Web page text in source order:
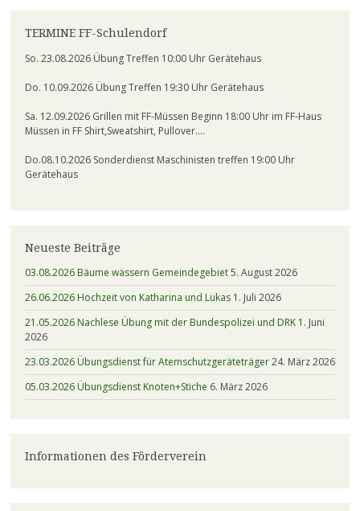
TERMINE FF-Schulendorf
So. 23.08.2026 Übung Treffen 10:00 Uhr Gerätehaus
Do. 10.09.2026 Übung Treffen 19:30 Uhr Gerätehaus
Sa. 12.09.2026 Grillen mit FF-Müssen Beginn 18:00 Uhr im FF-Haus
Müssen in FF Shirt,Sweatshirt, Pullover….
Do.08.10.2026 Sonderdienst Maschinisten treffen 19:00 Uhr
Gerätehaus
Neueste Beiträge
03.08.2026 Bäume wässern Gemeindegebiet5. August 2026
26.06.2026 Hochzeit von Katharina und Lukas 1. Juli 2026
21.05.2026 Nachlese Übung mit der Bundespolizei und DRK 1. Juni
2026
23.03.2026 Übungsdienst für Atemschutzgeräteträger24. März 2026
05.03.2026 Übungsdienst Knoten+Stiche 6. März 2026
Informationen des Förderverein